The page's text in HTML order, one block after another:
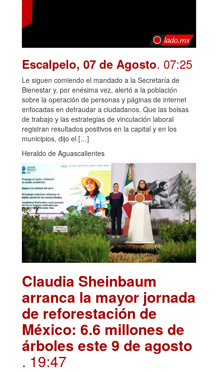
Escalpelo, 07 de Agosto. 07:25
Le siguen comiendo el mandado a la Secretaría de
Bienestar y, por enésima vez, alertó a la población
sobre la operación de personas y páginas de internet
enfocadas en defraudar a ciudadanos. Que las bolsas
de trabajo y las estrategias de vinculación laboral
registran resultados positivos en la capital y en los
municipios, dijo el […]
Heraldo de Aguascalientes
Claudia Sheinbaum
arranca la mayor jornada
de reforestación de
México: 6.6 millones de
árboles este 9 de agosto
. 19:47